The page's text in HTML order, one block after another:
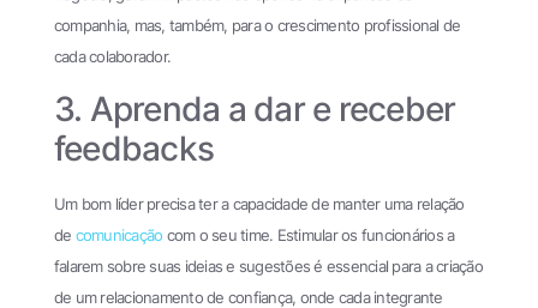
companhia, mas, também, para o crescimento profissional de
cada colaborador.
3. Aprenda a dar e receber
feedbacks
Um bom líder precisa ter a capacidade de manter uma relação
de comunicação com o seu time. Estimular os funcionários a
falarem sobre suas ideias e sugestões é essencial para a criação
de um relacionamento de confiança, onde cada integrante